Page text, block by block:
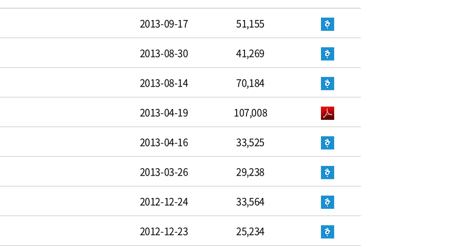
2013-09-17 51,155
2013-08-30 41,269
2013-08-14 70,184
2013-04-19 107,008
2013-04-16 33,525
2013-03-26 29,238
2012-12-24 33,564
2012-12-23 25,234